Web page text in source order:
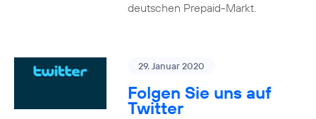
deutschen Prepaid-Markt.
29. Januar 2020
Folgen Sie uns auf
Twitter